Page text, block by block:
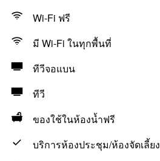
Wi-Fi ฟรี
มี Wi-Fi ในทุกพื้นที่
ทีวีจอแบน
ทีวี
ของใช้ในห้องน้ำฟรี
บริการห้องประชุม/ห้องจัดเลี้ยง